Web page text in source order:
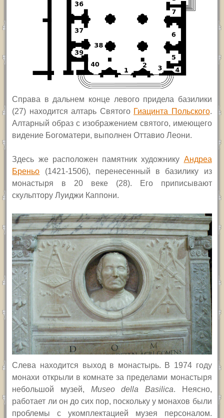
Справа в дальнем конце левого придела базилики
(27) находится алтарь Святого Гиацинта Польского.
Алтарный образ с изображением святого, имеющего
видение Богоматери, выполнен Оттавио Леони.
Здесь же расположен памятник художнику Андреа
Бреньо (1421-1506), перенесенный в базилику из
монастыря в 20 веке (28). Его приписывают
скульптору Луиджи Каппони.
Слева находится выход в монастырь. В 1974 году
монахи открыли в комнате за пределами монастыря
небольшой музей, Museo della Basilica.
Неясно,
работает ли он до сих пор, поскольку у монахов были
проблемы с укомплектацией музея персоналом.